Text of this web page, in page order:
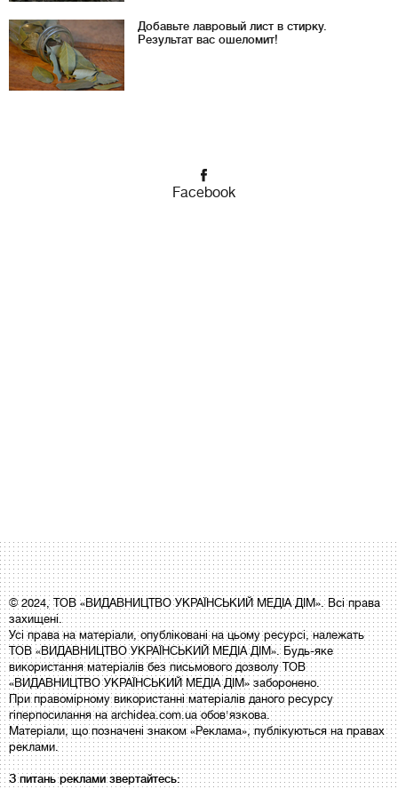
Добавьте лавровый лист в стирку.
Результат вас ошеломит!
Facebook
© 2024, ТОВ «ВИДАВНИЦТВО УКРАЇНСЬКИЙ МЕДІА ДІМ». Всі права
захищені.
Усі права на матеріали, опубліковані на цьому ресурсі, належать
ТОВ «ВИДАВНИЦТВО УКРАЇНСЬКИЙ МЕДІА ДІМ». Будь-яке
використання матеріалів без письмового дозволу ТОВ
«ВИДАВНИЦТВО УКРАЇНСЬКИЙ МЕДІА ДІМ» заборонено.
При правомірному використанні матеріалів даного ресурсу
гіперпосилання на archidea.com.ua обов'язкова.
Матеріали, що позначені знаком «Реклама», публікуються на правах
реклами.
З питань реклами звертайтесь: